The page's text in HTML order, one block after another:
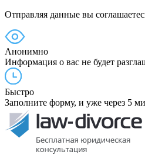
Отправляя данные вы
Анонимно
Информация о вас не будет
Быстро
Заполните форму, и уже через 5